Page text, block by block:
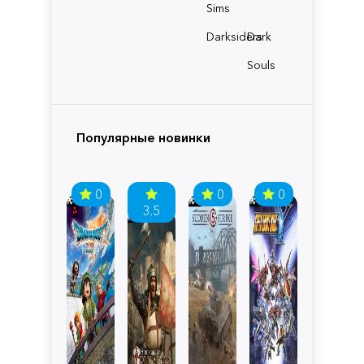
Sims
Darksiders
Dark
Souls
Популярные новинки
0
3.5
0 0